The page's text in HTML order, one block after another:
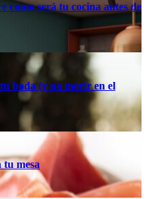
cómo será tu cocina antes de
boda (y no morir en el
mesa